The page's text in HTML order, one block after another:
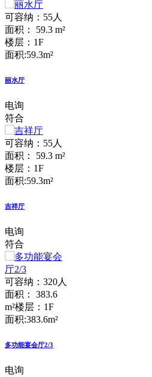
可容纳：55人
面积： 59.3 m²
楼层：1F
面积:59.3m²
丽水厅
电询
符合
可容纳：55人
面积： 59.3 m²
楼层：1F
面积:59.3m²
吉祥厅
电询
符合
可容纳：320人
面积： 383.6
m²楼层：1F
面积:383.6m²
多功能宴会厅2/3
电询